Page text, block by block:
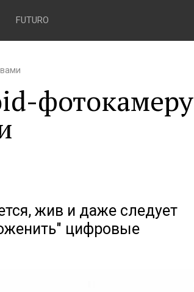
FUTURO
фотокамеру
жив и даже следует
цифровые